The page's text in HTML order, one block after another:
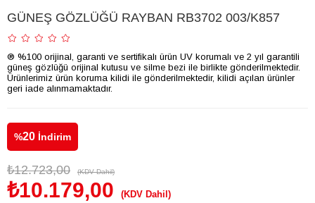
GÜNEŞ GÖZLÜĞÜ RAYBAN RB3702 003/K857
® %100 orijinal, garanti ve sertifikalı ürün UV korumalı ve 2 yıl garantili
güneş gözlüğü orijinal kutusu ve silme bezi ile birlikte gönderilmektedir.
Ürünlerimiz ürün koruma kilidi ile gönderilmektedir, kilidi açılan ürünler
geri iade alınmamaktadır.
%20 İndirim
₺12.723,00 (KDV Dahil)
₺10.179,00 (KDV Dahil)